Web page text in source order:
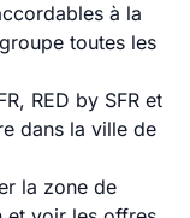
à la
toutes les
RED by SFR et
dans la ville de
la zone de